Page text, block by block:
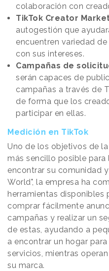
colaboración con
TikTok Creator
autogestión que
encuentren variedad
con sus intereses.
Campañas de
serán capaces de
campañas a través de
de forma que los
participar en ellas.
Medición en TikTok
Uno de los objetivos de
más sencillo posible para
encontrar su comunidad
World", la empresa ha
herramientas disponibles
comprar fácilmente
campañas y realizar un
de estas, ayudando a
a encontrar un hogar
servicios, mientras
su marca.